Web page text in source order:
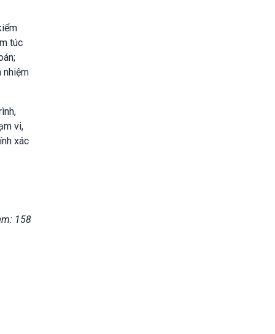
túc
nhiệm
vi,
xác
158